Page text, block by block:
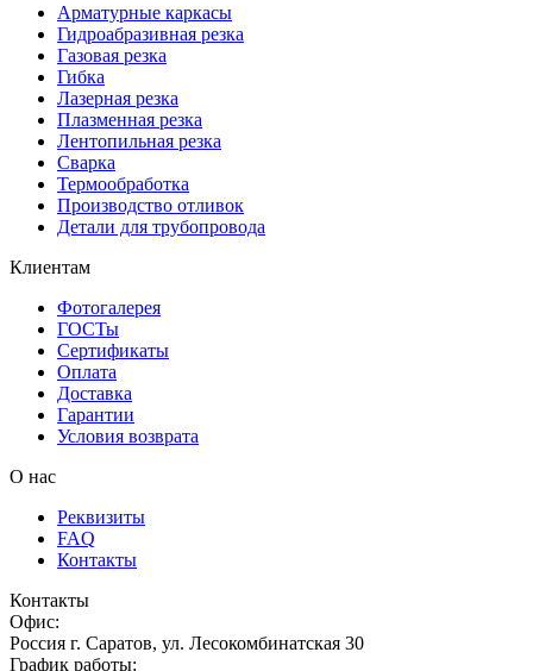
Арматурные каркасы
Гидроабразивная резка
Газовая резка
Гибка
Лазерная резка
Плазменная резка
Лентопильная резка
Сварка
Термообработка
Производство отливок
Детали для трубопровода
Клиентам
Фотогалерея
ГОСТы
Сертификаты
Оплата
Доставка
Гарантии
Условия возврата
О нас
Реквизиты
FAQ
Контакты
Контакты
Офис:
Россия г. Саратов, ул. Лесокомбинатская 30
График работы: